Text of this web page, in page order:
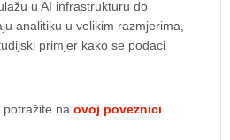
u AI infrastrukturu do
analitiku u velikim razmjerima,
primjer kako se podaci
na ovoj poveznici